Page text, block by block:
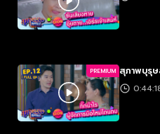
PREMIUM สุภาพบุรุ